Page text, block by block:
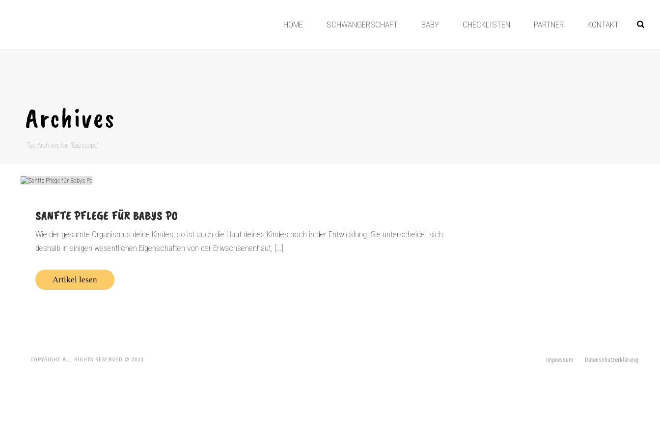
HOME SCHWANGERSCHAFT BABY CHECKLISTEN PARTNER KONTAKT
Archives
Tag Archives for: "Babypopo"
SANFTE PFLEGE FÜR BABYS PO
Wie der gesamte Organismus deine Kindes, so ist auch die Haut deines Kindes noch in der Entwicklung. Sie unterscheidet sich
deshalb in einigen wesentlichen Eigenschaften von der Erwachsenenhaut, [...]
Artikel lesen
COPYRIGHT ALL RIGHTS RESERVED © 2023 Impressum Datenschutzerklärung